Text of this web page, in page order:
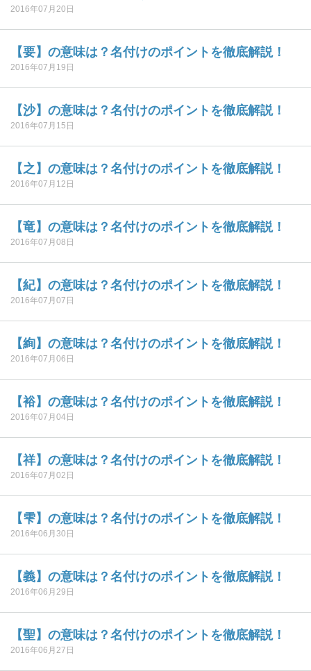
2016年07月20日
【要】の意味は？名付けのポイントを徹底解説！
2016年07月19日
【沙】の意味は？名付けのポイントを徹底解説！
2016年07月15日
【之】の意味は？名付けのポイントを徹底解説！
2016年07月12日
【竜】の意味は？名付けのポイントを徹底解説！
2016年07月08日
【紀】の意味は？名付けのポイントを徹底解説！
2016年07月07日
【絢】の意味は？名付けのポイントを徹底解説！
2016年07月06日
【裕】の意味は？名付けのポイントを徹底解説！
2016年07月04日
【祥】の意味は？名付けのポイントを徹底解説！
2016年07月02日
【雫】の意味は？名付けのポイントを徹底解説！
2016年06月30日
【義】の意味は？名付けのポイントを徹底解説！
2016年06月29日
【聖】の意味は？名付けのポイントを徹底解説！
2016年06月27日